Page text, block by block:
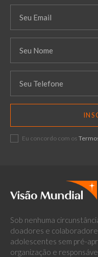
Eu concordo com os
Sob nenhuma
doadores e
adolescentes sem pré-
organização e